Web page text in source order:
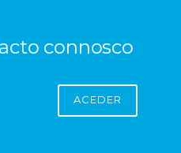
connosco
ACEDER